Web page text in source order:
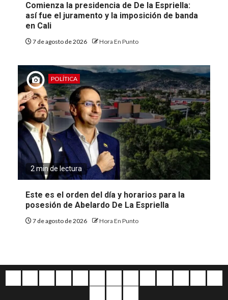
Comienza la presidencia de De la Espriella:
así fue el juramento y la imposición de banda
en Cali
7 de agosto de 2026 Hora En Punto
POLÍTICA
2 min de lectura
Este es el orden del día y horarios para la
posesión de Abelardo De La Espriella
7 de agosto de 2026 Hora En Punto